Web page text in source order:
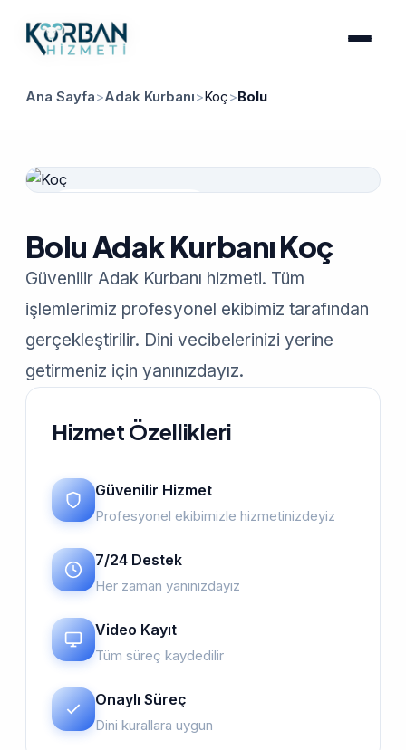
Ana Sayfa>Adak Kurbanı>Koç>Bolu
Bolu Adak Kurbanı Koç
Güvenilir Adak Kurbanı hizmeti. Tüm
işlemlerimiz profesyonel ekibimiz tarafından
gerçekleştirilir. Dini vecibelerinizi yerine
getirmeniz için yanınızdayız.
Hizmet Özellikleri
Güvenilir Hizmet
Profesyonel ekibimizle hizmetinizdeyiz
7/24 Destek
Her zaman yanınızdayız
Video Kayıt
Tüm süreç kaydedilir
Onaylı Süreç
Dini kurallara uygun